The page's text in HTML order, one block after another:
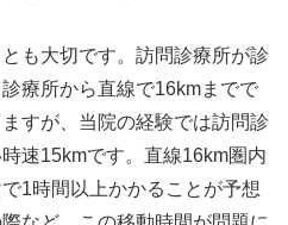
も大切です。訪問診療所が診
療所から直線で16kmまでで
すが、当院の経験では訪問診
速15kmです。直線16km圏内
1時間以上かかることが予想